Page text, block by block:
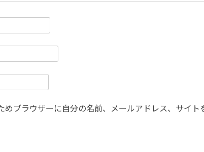
ブラウザーに自分の名前、メールアドレス、サイト